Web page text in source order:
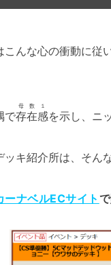
んな心の衝動に
で存在感
母数１
を示し、ニ
キ紹介所は、そん
ーナベルECサイト